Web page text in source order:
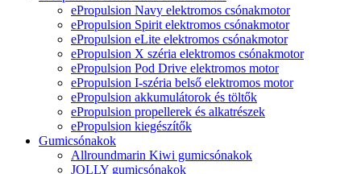
ePropulsion Navy elektromos csónakmotor
ePropulsion Spirit elektromos csónakmotor
ePropulsion eLite elektromos csónakmotor
ePropulsion X széria elektromos csónakmotor
ePropulsion Pod Drive elektromos motor
ePropulsion I-széria belső elektromos motor
ePropulsion akkumulátorok és töltők
ePropulsion propellerek és alkatrészek
ePropulsion kiegészítők
Gumicsónakok
Allroundmarin Kiwi gumicsónakok
JOLLY gumicsónakok